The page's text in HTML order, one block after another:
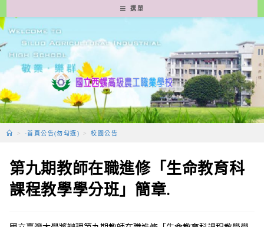
轉
至
要
容
選單
> -首頁公告(勿勾選) > 校園公告
第九期教師在職進修「生命教育科
課程教學學分班」簡章.